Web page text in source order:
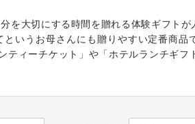
を大切にする時間を贈れる体験ギフト
いうお母さんにも贈りやすい定番商
ティーチケット」や「ホテルランチギ